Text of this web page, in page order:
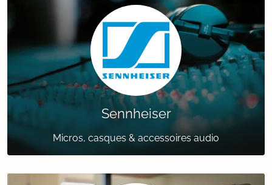
Sennheiser
Micros, casques & accessoires audio